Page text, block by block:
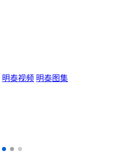
明泰视频 明泰图集